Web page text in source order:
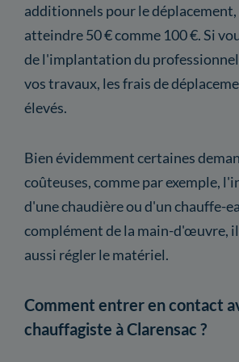
additionnels pour le
atteindre 50 € comme 100 €. Si
de l'implantation du professionnel
vos travaux, les frais de
élevés.
Bien évidemment certaines
coûteuses, comme par exemple,
d'une chaudière ou d'un chauffe-
complément de la main-d'œuvre,
aussi régler le matériel.
Comment entrer en contact
chauffagiste à Clarensac ?